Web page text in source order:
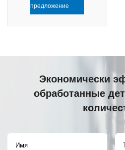
предложение
Экономически
обработанные